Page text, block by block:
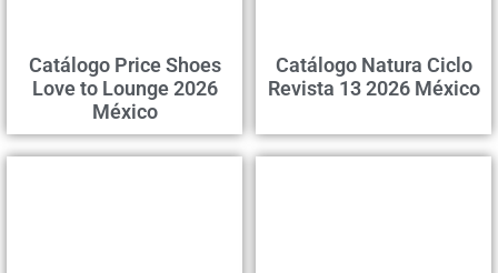
Catálogo Price Shoes
Love to Lounge 2026
México
Catálogo Natura Ciclo
Revista 13 2026 México